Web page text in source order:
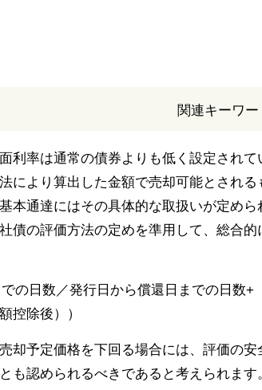
関連キーワー
率は通常の債券よりも低く設定されて
により算出した金額で売却可能とされ
本通達にはその具体的な取扱いが定め
債の評価方法の定めを準用して、総合的
の日数／発行日から償還日までの日数+
控除後））
却予定価格を下回る場合には、評価の安
も認められるべきであると考えられます